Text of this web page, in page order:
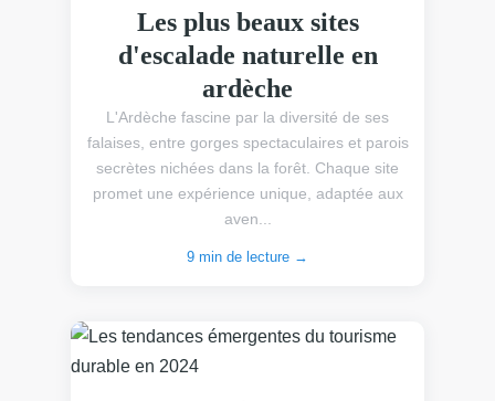
Les plus beaux sites
d'escalade naturelle en
ardèche
L'Ardèche fascine par la diversité de ses
falaises, entre gorges spectaculaires et parois
secrètes nichées dans la forêt. Chaque site
promet une expérience unique, adaptée aux
aven...
9 min de lecture →